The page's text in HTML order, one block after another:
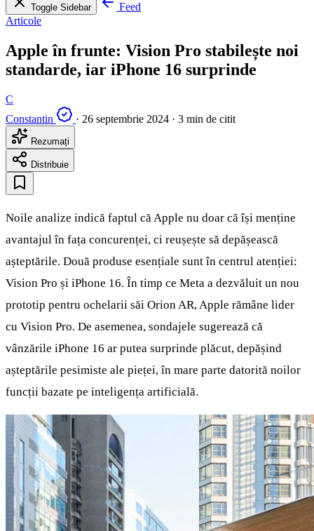
Toggle Sidebar
Feed
Articole
Apple în frunte: Vision Pro stabilește noi
standarde, iar iPhone 16 surprinde
C
Constantin
· 26 septembrie 2024 · 3 min de citit
Rezumați
Distribuie
Noile analize indică faptul că Apple nu doar că își menține
avantajul în fața concurenței, ci reușește să depășească
așteptările. Două produse esențiale sunt în centrul atenției:
Vision Pro și iPhone 16. În timp ce Meta a dezvăluit un nou
prototip pentru ochelarii săi Orion AR, Apple rămâne lider
cu Vision Pro. De asemenea, sondajele sugerează că
vânzările iPhone 16 ar putea surprinde plăcut, depășind
așteptările pesimiste ale pieței, în mare parte datorită noilor
funcții bazate pe inteligența artificială.